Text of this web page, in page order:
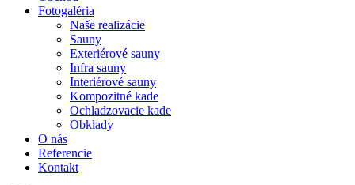
Fotogaléria
Naše realizácie
Sauny
Exteriérové sauny
Infra sauny
Interiérové sauny
Kompozitné kade
Ochladzovacie kade
Obklady
O nás
Referencie
Kontakt